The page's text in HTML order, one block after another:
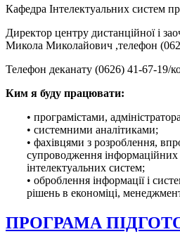
Кафедра Інтелектуальних систем
Директор центру дистанційної і
Микола Миколайович ,телефон
Телефон деканату (0626) 41-67-19/
Ким я буду працювати:
• програмістами,
• системними аналітиками;
• фахівцями з розроблення,
супроводження інформаційних
інтелектуальних систем;
• оброблення інформації і
рішень в економіці,
ПРОГРАМА